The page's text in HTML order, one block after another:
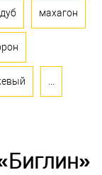
дуб махагон